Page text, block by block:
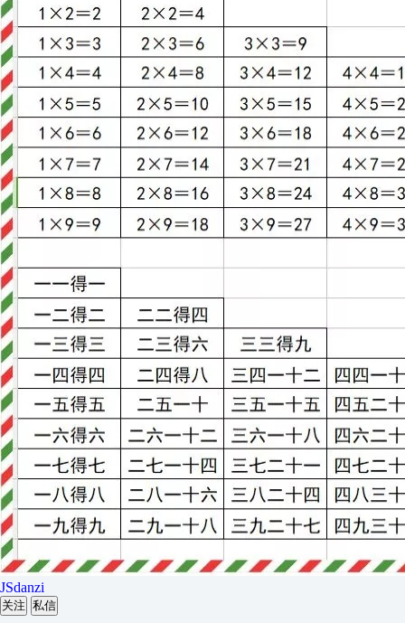
JSdanzi
关注 私信